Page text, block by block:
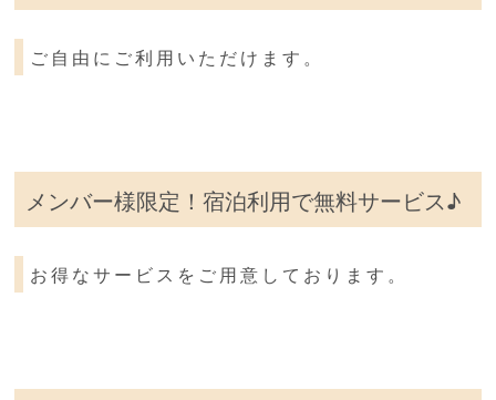
ご自由にご利用いただけます。
メンバー様限定！宿泊利用で無料サービス♪
お得なサービスをご用意しております。